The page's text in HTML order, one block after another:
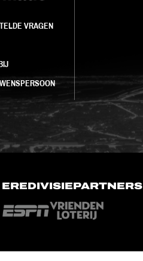
VRAGEN
EREDIVISIEPARTNERS